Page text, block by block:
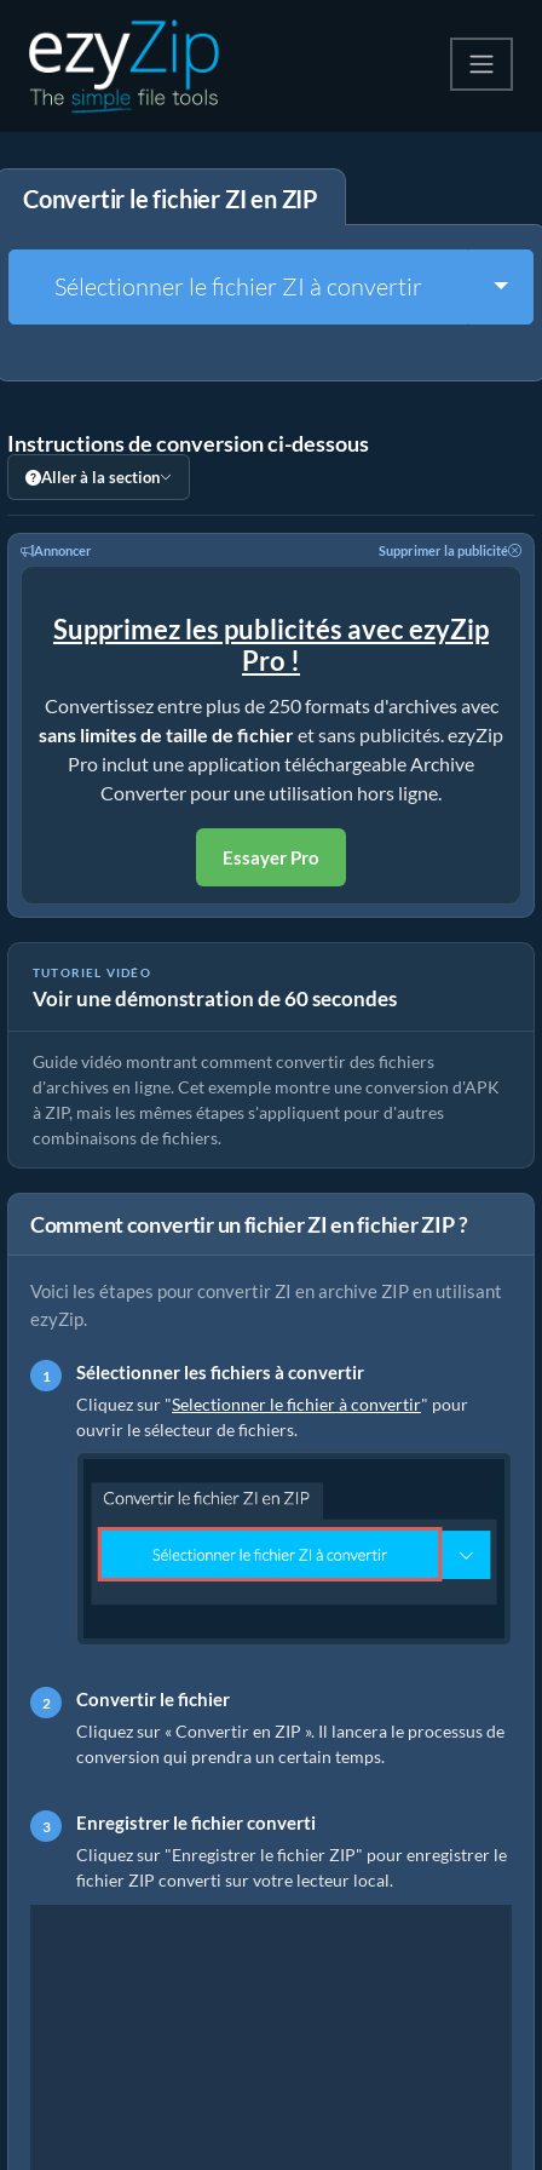
Décompresser
Autres outils
Convertir le fichier ZI en ZIP
Sélectionner le fichier ZI à convertir
Instructions de conversion ci-dessous
Aller à la section
Annoncer Supprimer la publicité
Supprimez les publicités avec ezyZip
Pro !
Convertissez entre plus de 250 formats d'archives avec
sans limites de taille de fichieret sans publicités. ezyZip
Pro inclut une application téléchargeable Archive
Converter pour une utilisation hors ligne.
Essayer Pro
TUTORIEL VIDÉO
Voir une démonstration de 60 secondes
Comment convertir des fichiers d'archives avec ezyZip
Guide vidéo montrant comment convertir des fichiers
d'archives en ligne. Cet exemple montre une conversion d'APK
à ZIP, mais les mêmes étapes s'appliquent pour d'autres
combinaisons de fichiers.
Comment convertir un fichier ZI en fichier ZIP ?
Voici les étapes pour convertir ZI en archive ZIP en utilisant
ezyZip.
Sélectionner les fichiers à convertir
Cliquez sur "Selectionner le fichier à convertir" pour
ouvrir le sélecteur de fichiers.
Convertir le fichier
Cliquez sur « Convertir en ZIP ». Il lancera le processus de
conversion qui prendra un certain temps.
Enregistrer le fichier converti
Cliquez sur "Enregistrer le fichier ZIP" pour enregistrer le
fichier ZIP converti sur votre lecteur local.